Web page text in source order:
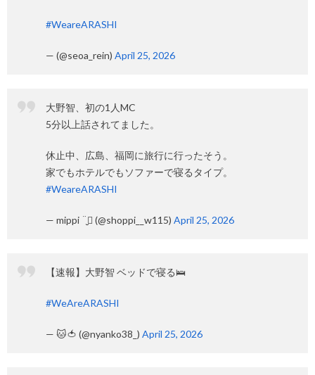
#WeareARASHI
— (@seoa_rein) April 25, 2026
大野智、初の1人MC
5分以上話されてました。
休止中、広島、福岡に旅行に行ったそう。
家でもホテルでもソファーで寝るタイプ。
#WeareARASHI
— mippi ¨̮⃝ (@shoppi__w115) April 25, 2026
【速報】大野智 ベッドで寝る🛌
#WeAreARASHI
— 🐱🍅 (@nyanko38_) April 25, 2026